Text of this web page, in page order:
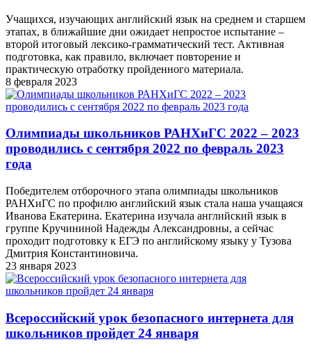
Учащихся, изучающих английский язык на среднем и старшем
этапах, в ближайшие дни ожидает непростое испытание –
второй итоговый лексико-грамматический тест. Активная
подготовка, как правило, включает повторение и
практическую отработку пройденного материала.
8 февраля 2023
Олимпиады школьников РАНХиГС 2022 – 2023
проводились с сентября 2022 по февраль 2023
года
Победителем отборочного этапа олимпиады школьников
РАНХиГС по профилю английский язык стала наша учащаяся
Иванова Екатерина. Екатерина изучала английский язык в
группе Кручининой Надежды Александровны, а сейчас
проходит подготовку к ЕГЭ по английскому языку у Тузова
Дмитрия Константиновича.
23 января 2023
Всероссийский урок безопасного интернета для
школьников пройдет 24 января